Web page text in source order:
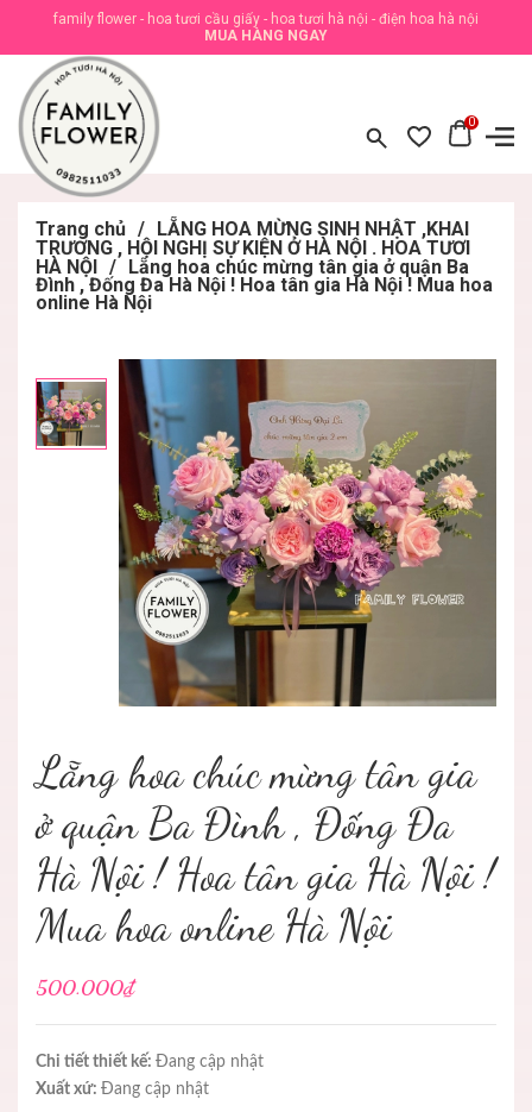
family flower - hoa tươi cầu giấy - hoa tươi hà nội - điện hoa hà nội
MUA HÀNG NGAY
0
Trang chủ / LẴNG HOA MỪNG SINH NHẬT ,KHAI
TRƯƠNG , HỘI NGHỊ SỰ KIỆN Ở HÀ NỘI . HOA TƯƠI
HÀ NỘI / Lẵng hoa chúc mừng tân gia ở quận Ba
Đình , Đống Đa Hà Nội ! Hoa tân gia Hà Nội ! Mua hoa
online Hà Nội
Lẵng hoa chúc mừng tân gia
ở quận Ba Đình , Đống Đa
Hà Nội ! Hoa tân gia Hà Nội !
Mua hoa online Hà Nội
500.000₫
Chi tiết thiết kế: Đang cập nhật
Xuất xứ: Đang cập nhật